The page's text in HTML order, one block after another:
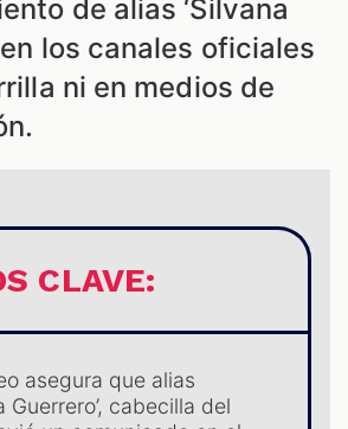
de alias ‘Silvana
en los canales oficiales
ni en medios de
CLAVE:
asegura que alias
Guerrero’, cabecilla del